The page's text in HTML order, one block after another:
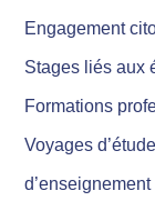
Engagement
Stages liés aux
Formations
Voyages
d’enseignement